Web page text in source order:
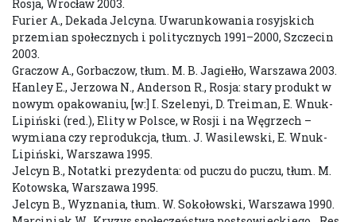
Rosja, Wrocław 2003.
Furier A., Dekada Jelcyna. Uwarunkowania rosyjskich
przemian społecznych i politycznych 1991–2000, Szczecin
2003.
Graczow A., Gorbaczow, tłum. M. B. Jagiełło, Warszawa 2003.
Hanley E., Jerzowa N., Anderson R., Rosja: stary produkt w
nowym opakowaniu, [w:] I. Szelenyi, D. Treiman, E. Wnuk-
Lipiński (red.), Elity w Polsce, w Rosji i na Węgrzech –
wymiana czy reprodukcja, tłum. J. Wasilewski, E. Wnuk-
Lipiński, Warszawa 1995.
Jelcyn B., Notatki prezydenta: od puczu do puczu, tłum. M.
Kotowska, Warszawa 1995.
Jelcyn B., Wyznania, tłum. W. Sokołowski, Warszawa 1990.